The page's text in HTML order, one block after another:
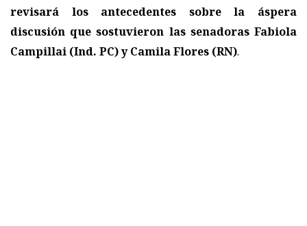
revisará los antecedentes sobre la áspera
discusión que sostuvieron las senadoras Fabiola
Campillai (Ind. PC) y Camila Flores (RN).